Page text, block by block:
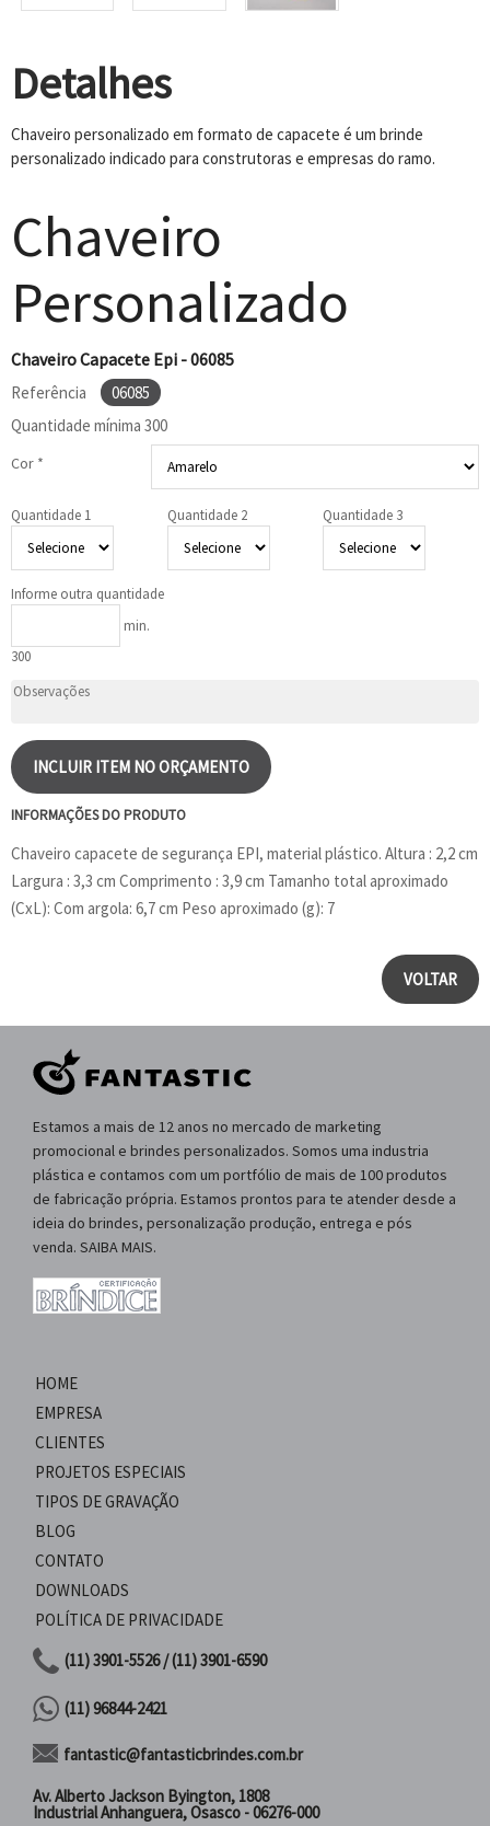
Detalhes
Chaveiro personalizado em formato de capacete é um brinde
personalizado indicado para construtoras e empresas do ramo.
Chaveiro
Personalizado
Chaveiro Capacete Epi - 06085
Referência
06085
Quantidade mínima 300
Cor *
Quantidade 1 Quantidade 2 Quantidade 3
Informe outra quantidade
min.
300
INCLUIR ITEM NO ORÇAMENTO
INFORMAÇÕES DO PRODUTO
Chaveiro capacete de segurança EPI, material plástico. Altura : 2,2 cm
Largura : 3,3 cm Comprimento : 3,9 cm Tamanho total aproximado
(CxL): Com argola: 6,7 cm Peso aproximado (g): 7
VOLTAR
Estamos a mais de 12 anos no mercado de marketing
promocional e brindes personalizados. Somos uma industria
plástica e contamos com um portfólio de mais de 100 produtos
de fabricação própria. Estamos prontos para te atender desde a
ideia do brindes, personalização produção, entrega e pós
venda. SAIBA MAIS.
HOME
EMPRESA
CLIENTES
PROJETOS ESPECIAIS
TIPOS DE GRAVAÇÃO
BLOG
CONTATO
DOWNLOADS
POLÍTICA DE PRIVACIDADE
(11) 3901-5526 / (11) 3901-6590
(11) 96844-2421
fantastic@fantasticbrindes.com.br
Av. Alberto Jackson Byington, 1808
Industrial Anhanguera, Osasco - 06276-000